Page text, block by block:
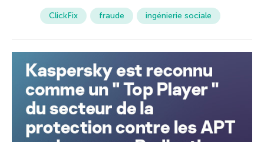
ClickFix fraude ingénierie sociale